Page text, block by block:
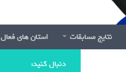
نتایج مسابقات استان های فعال
دنبال کنید: